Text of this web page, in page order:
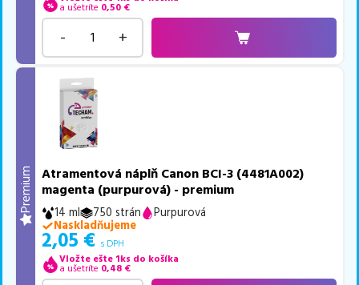
a ušetríte 0,50 €
- +
Premium
Atramentová náplň Canon BCI-3 (4481A002)
magenta (purpurová) - premium
14 ml 750 strán
Purpurová
Naskladňujeme
2,05 € s DPH
Vložte ešte 1ks do košíka
a ušetríte 0,48 €